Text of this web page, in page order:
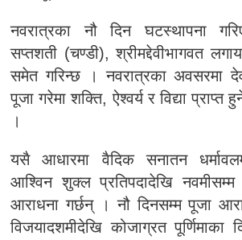
नवरात्रका नौ दिन घटस्थापना
सप्तशती (चण्डी), श्रीमद्देवीभागवत
समेत गरिन्छ । नवरात्रका अवसरमा
पूजा गरेमा शक्ति, ऐश्वर्य र विद्या प्राप्त
।
यसै आधारमा वैदिक सनातन
आश्विन शुक्ल प्रतिपदादेखि नवमीसम्म
आराधना गर्छन् । नौ दिनसम्म पूजा
विजयादशमीदेखि कोजाग्रत पूर्णिमाका